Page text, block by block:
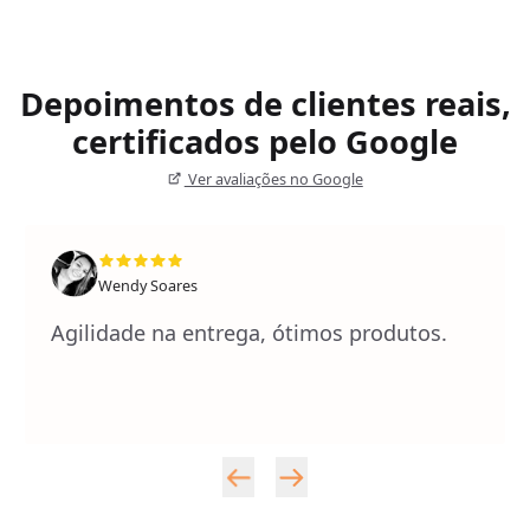
Depoimentos de clientes reais,
certificados pelo Google
Ver avaliações no Google
Wendy Soares
Agilidade na entrega, ótimos produtos.